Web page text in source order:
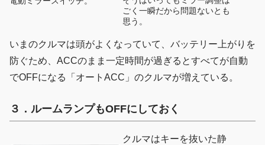
ごく一瞬だから問題ないとも
思う。
いまのクルマは頭がよくなっていて、バッテリー上がりを
防ぐため、ACCのまま一定時間が過ぎるとすべてが自動
でOFFになる「オートACC」のクルマが増えている。
３．ルームランプもOFFにしておく
クルマはキーを抜いた静